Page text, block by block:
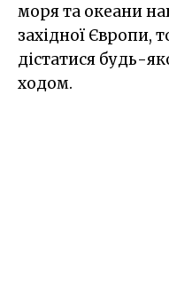
моря та океани
західної Європи,
дістатися будь-
ходом.